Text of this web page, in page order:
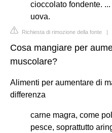
cioccolato fondente. ...
uova.
Richiesta di rimozione della fonte |
Cosa mangiare per
muscolare?
Alimenti per aumentare di
differenza
carne magra, come
pesce, soprattutto